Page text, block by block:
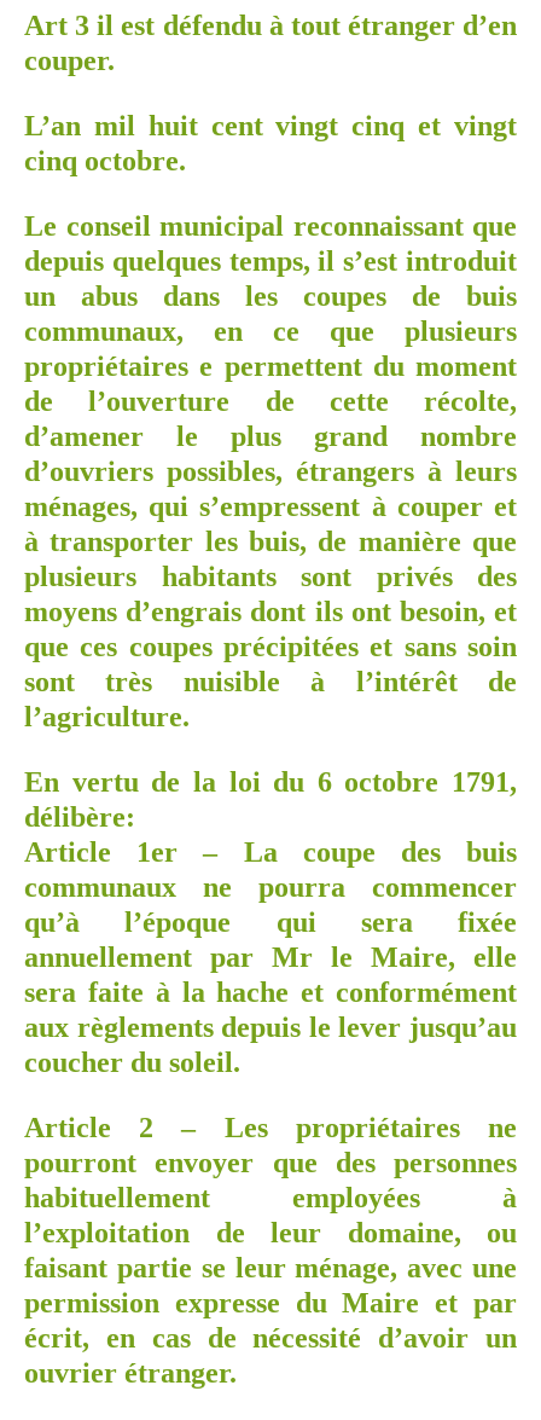
Art 3 il est défendu à tout étranger d’en
couper.
L’an mil huit cent vingt cinq et vingt
cinq octobre.
Le conseil municipal reconnaissant que
depuis quelques temps, il s’est introduit
un abus dans les coupes de buis
communaux, en ce que plusieurs
propriétaires e permettent du moment
de l’ouverture de cette récolte,
d’amener le plus grand nombre
d’ouvriers possibles, étrangers à leurs
ménages, qui s’empressent à couper et
à transporter les buis, de manière que
plusieurs habitants sont privés des
moyens d’engrais dont ils ont besoin, et
que ces coupes précipitées et sans soin
sont très nuisible à l’intérêt de
l’agriculture.
En vertu de la loi du 6 octobre 1791,
délibère:
Article 1er – La coupe des buis
communaux ne pourra commencer
qu’à l’époque qui sera fixée
annuellement par Mr le Maire, elle
sera faite à la hache et conformément
aux règlements depuis le lever jusqu’au
coucher du soleil.
Article 2 – Les propriétaires ne
pourront envoyer que des personnes
habituellement employées à
l’exploitation de leur domaine, ou
faisant partie se leur ménage, avec une
permission expresse du Maire et par
écrit, en cas de nécessité d’avoir un
ouvrier étranger.